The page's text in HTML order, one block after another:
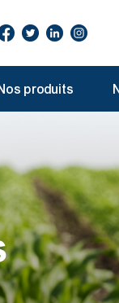
produits